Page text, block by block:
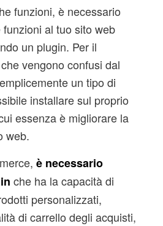
funzioni, è necessario
al tuo sito web
un plugin. Per il
vengono confusi dal
un tipo di
installare sul proprio
essenza è migliorare la
web.
è necessario
che ha la capacità di
personalizzati,
di carrello degli acquisti,